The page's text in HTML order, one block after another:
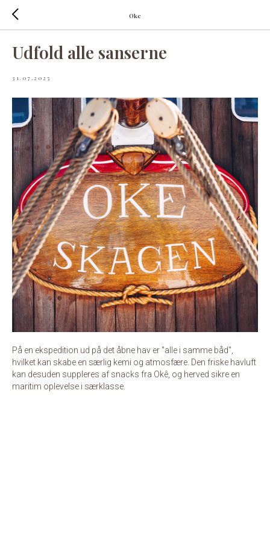
Oke
Udfold alle sanserne
31.07.2025
På en ekspedition ud på det åbne hav er "alle i samme båd",
hvilket kan skabe en særlig kemi og atmosfære. Den friske havluft
kan desuden suppleres af snacks fra Okê, og herved sikre en
maritim oplevelse i særklasse.